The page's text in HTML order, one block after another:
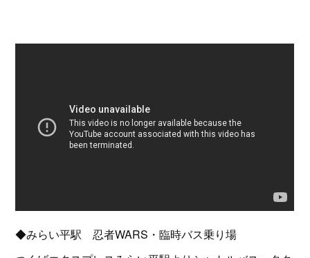
◆みらい平駅 忍者WARS・臨時バス乗り場